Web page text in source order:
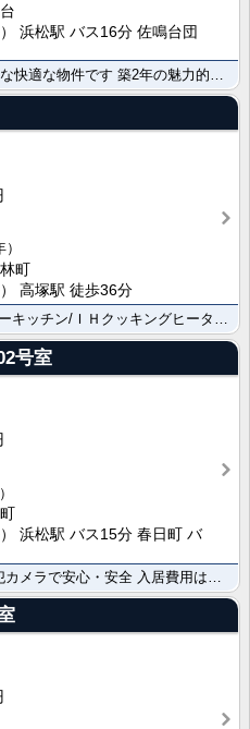
浜松駅 バス16分 佐鳴台団
町
高塚駅 徒歩36分
号室
浜松駅 バス15分 春日町 バ